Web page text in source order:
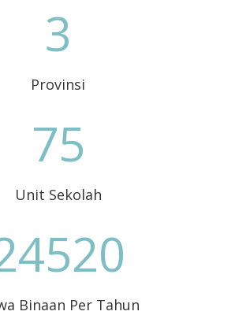
3
Provinsi
75
Unit Sekolah
Binaan Per Tahun